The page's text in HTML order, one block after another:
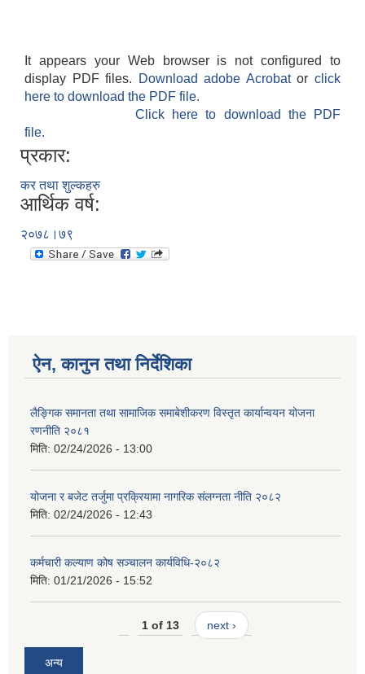
It appears your Web browser is not configured to
display PDF files.
Download adobe Acrobatorclick
here to download the PDF file.
Click here to download the PDF
file.
प्रकार:
कर तथा शुल्कहरु
आर्थिक वर्ष:
२०७८।७९
ऐन, कानुन तथा निर्देशिका
लैङ्गिक समानता तथा सामाजिक समाबेशीकरण विस्तृत कार्यान्वयन योजना
रणनीति २०८१
मिति: 02/24/2026 - 13:00
योजना र बजेट तर्जुमा प्रक्रियामा नागरिक संलग्नता नीति २०८२
मिति: 02/24/2026 - 12:43
कर्मचारी कल्याण कोष सञ्चालन कार्यविधि-२०८२
मिति: 01/21/2026 - 15:52
1 of 13 next ›
अन्य